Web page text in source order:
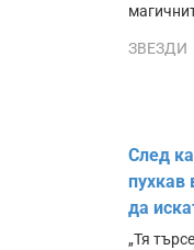
ЗВЕЗДИ
След
пухкав
да
„Тя